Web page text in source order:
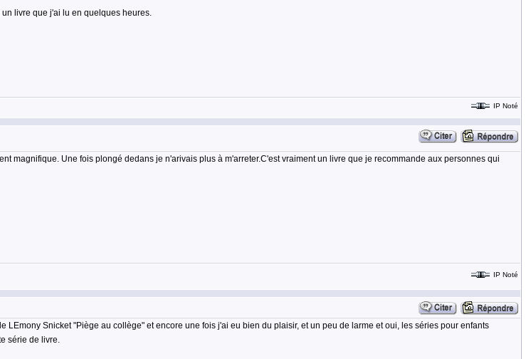
livre que j'ai lu en quelques heures.
IP Noté
magnifique. Une fois plongé dedans je n'arivais plus à m'arreter.C'est vraiment un livre que je recommande aux personnes qui
IP Noté
Snicket "Piège au collège" et encore une fois j'ai eu bien du plaisir, et un peu de larme et oui, les séries pour enfants
série de livre.